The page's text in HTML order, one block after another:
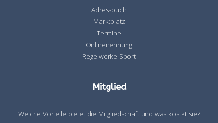
Adressbuch
Marktplatz
Termine
Onlinenennung
Regelwerke Sport
Mitglied
Welche Vorteile bietet die Mitgliedschaft und was kostet sie?